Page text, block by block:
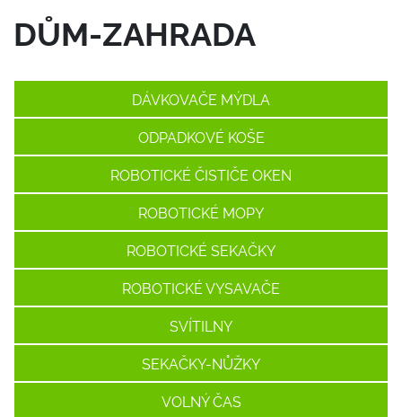
DŮM-ZAHRADA
DÁVKOVAČE MÝDLA
ODPADKOVÉ KOŠE
ROBOTICKÉ ČISTIČE OKEN
ROBOTICKÉ MOPY
ROBOTICKÉ SEKAČKY
ROBOTICKÉ VYSAVAČE
SVÍTILNY
SEKAČKY-NŮŽKY
VOLNÝ ČAS